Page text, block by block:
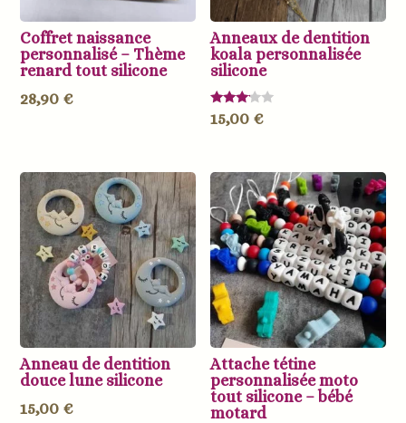
Coffret naissance
personnalisé – Thème
renard tout silicone
28,90 €
Anneaux de dentition
koala personnalisée
silicone
Note
3.00
15,00 €
Anneau de dentition
douce lune silicone
15,00 €
Attache tétine
personnalisée moto
tout silicone – bébé
motard